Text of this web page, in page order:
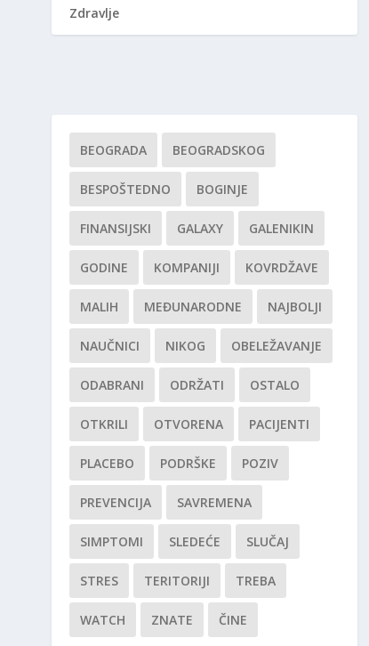
Zdravlje
BEOGRADA BEOGRADSKOG
BESPOŠTEDNO BOGINJE
FINANSIJSKI GALAXY GALENIKIN
GODINE KOMPANIJI KOVRDŽAVE
MALIH MEĐUNARODNE NAJBOLJI
NAUČNICI NIKOG OBELEŽAVANJE
ODABRANI ODRŽATI OSTALO
OTKRILI OTVORENA PACIJENTI
PLACEBO PODRŠKE POZIV
PREVENCIJA SAVREMENA
SIMPTOMI SLEDEĆE SLUČAJ
STRES TERITORIJI TREBA
WATCH ZNATE ČINE